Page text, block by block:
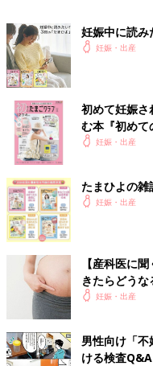
前の話
絶対安静にクヨクヨ
した妊娠後期、それ
でもソフロロジー分
娩法で穏やかな出産
妊娠中に読み
妊娠・出産
初めて妊娠さ
む本『初めて
妊娠・出産
たまひよの雑
妊娠・出産
【産科医に
きたらどうな
妊娠・出産
男性向け「
ける検査Q&A